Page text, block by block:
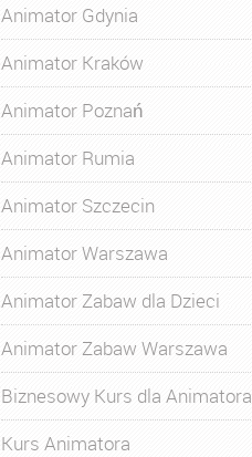
Animator Gdynia
Animator Kraków
Animator Poznań
Animator Rumia
Animator Szczecin
Animator Warszawa
Animator Zabaw dla Dzieci
Animator Zabaw Warszawa
Biznesowy Kurs dla Animatora
Kurs Animatora